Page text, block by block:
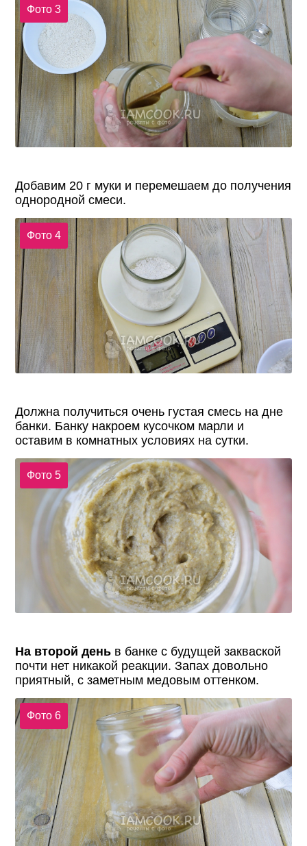
Фото 3
Добавим 20 г муки и перемешаем до получения
однородной смеси.
Фото 4
Должна получиться очень густая смесь на дне
банки. Банку накроем кусочком марли и
оставим в комнатных условиях на сутки.
Фото 5
На второй день в банке с будущей закваской
почти нет никакой реакции. Запах довольно
приятный, с заметным медовым оттенком.
Фото 6